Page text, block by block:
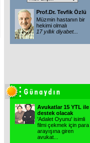
Prof.Dr. Tevfik Özlü
Müzmin hastanın bir
hekimi olmalı
17 yıllık diyabet...
Avukatlar 15 YTL ile
destek olacak
'Adalet Oyunu' isimli
filmi çekmek için para
arayışına giren
avukat